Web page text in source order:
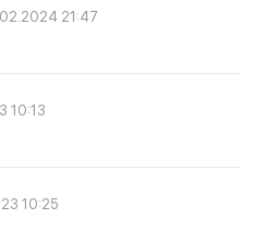
21:47
10:13
10:25